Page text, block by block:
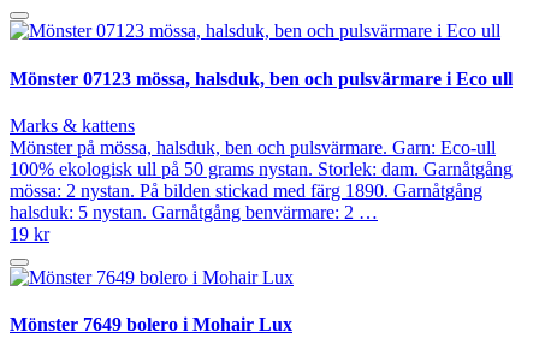
Mönster 07123 mössa, halsduk, ben och pulsvärmare i Eco ull
Marks & kattens
Mönster på mössa, halsduk, ben och pulsvärmare. Garn: Eco-ull
100% ekologisk ull på 50 grams nystan. Storlek: dam. Garnåtgång
mössa: 2 nystan. På bilden stickad med färg 1890. Garnåtgång
halsduk: 5 nystan. Garnåtgång benvärmare: 2 …
19 kr
Mönster 7649 bolero i Mohair Lux